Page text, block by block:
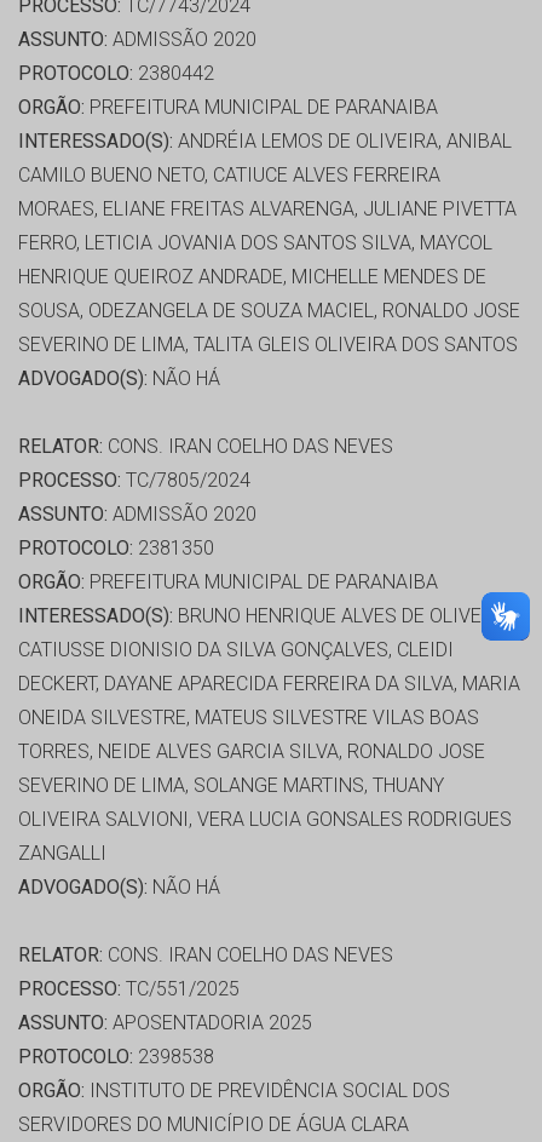
PROCESSO: TC/7743/2024
ASSUNTO: ADMISSÃO 2020
PROTOCOLO: 2380442
ORGÃO: PREFEITURA MUNICIPAL DE PARANAIBA
INTERESSADO(S): ANDRÉIA LEMOS DE OLIVEIRA, ANIBAL
CAMILO BUENO NETO, CATIUCE ALVES FERREIRA
MORAES, ELIANE FREITAS ALVARENGA, JULIANE PIVETTA
FERRO, LETICIA JOVANIA DOS SANTOS SILVA, MAYCOL
HENRIQUE QUEIROZ ANDRADE, MICHELLE MENDES DE
SOUSA, ODEZANGELA DE SOUZA MACIEL, RONALDO JOSE
SEVERINO DE LIMA, TALITA GLEIS OLIVEIRA DOS SANTOS
ADVOGADO(S): NÃO HÁ
RELATOR: CONS. IRAN COELHO DAS NEVES
PROCESSO: TC/7805/2024
ASSUNTO: ADMISSÃO 2020
PROTOCOLO: 2381350
ORGÃO: PREFEITURA MUNICIPAL DE PARANAIBA
INTERESSADO(S): BRUNO HENRIQUE ALVES DE OLIVEIRA,
CATIUSSE DIONISIO DA SILVA GONÇALVES, CLEIDI
DECKERT, DAYANE APARECIDA FERREIRA DA SILVA, MARIA
ONEIDA SILVESTRE, MATEUS SILVESTRE VILAS BOAS
TORRES, NEIDE ALVES GARCIA SILVA, RONALDO JOSE
SEVERINO DE LIMA, SOLANGE MARTINS, THUANY
OLIVEIRA SALVIONI, VERA LUCIA GONSALES RODRIGUES
ZANGALLI
ADVOGADO(S): NÃO HÁ
RELATOR: CONS. IRAN COELHO DAS NEVES
PROCESSO: TC/551/2025
ASSUNTO: APOSENTADORIA 2025
PROTOCOLO: 2398538
ORGÃO: INSTITUTO DE PREVIDÊNCIA SOCIAL DOS
SERVIDORES DO MUNICÍPIO DE ÁGUA CLARA